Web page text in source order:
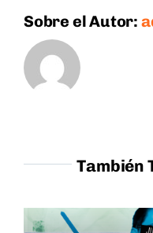
Sobre el Autor:
También